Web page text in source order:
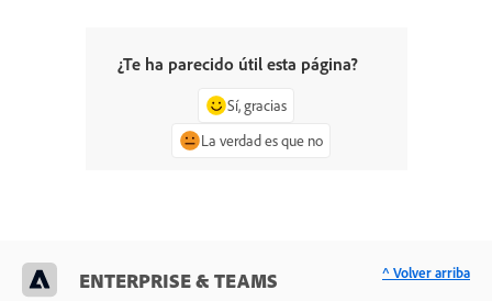
¿Te ha parecido útil esta página?
Sí, gracias
La verdad es que no
ENTERPRISE & TEAMS ^ Volver arriba